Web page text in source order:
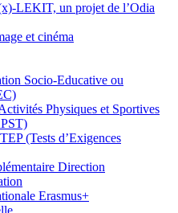
LEKIT, un projet de l’Odia
et cinéma
Socio-Educative ou
Physiques et Sportives
(Tests d’Exigences
Direction
Erasmus+